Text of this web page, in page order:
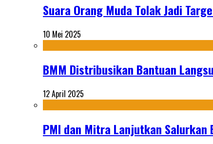
Suara Orang Muda Tolak Jadi
10 Mei 2025
BMM Distribusikan Bantuan
12 April 2025
PMI dan Mitra Lanjutkan Salurkan